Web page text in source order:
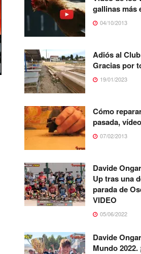
gallinas más
04/10/2013
Adiós al
Gracias por
19/01/2023
Cómo
pasada,
07/02/2013
Davide
Up tras una
parada de
VIDEO
05/06/2022
Davide
Mundo 2022.